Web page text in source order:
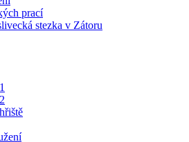
prací
stezka v Zátoru